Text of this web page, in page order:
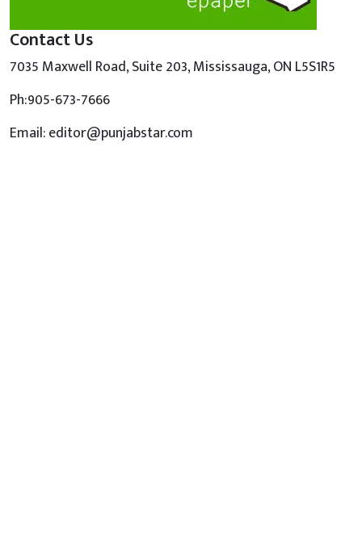
Contact Us
7035 Maxwell Road, Suite 203, Mississauga, ON L5S1R5
Ph:905-673-7666
Email: editor@punjabstar.com